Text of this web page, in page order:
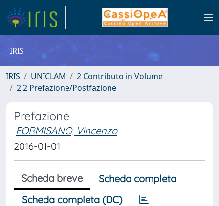
IRIS
IRIS UNICLAM
2 Contributo in Volume
2.2 Prefazione/Postfazione
Prefazione
FORMISANO, Vincenzo
2016-01-01
Scheda breve
Scheda completa
Scheda completa (DC)